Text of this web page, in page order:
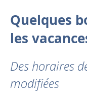
Quelques
les
Des horaires
modifiées